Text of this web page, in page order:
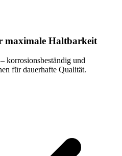
maximale Haltbarkeit
korrosionsbeständig und
für dauerhafte Qualität.